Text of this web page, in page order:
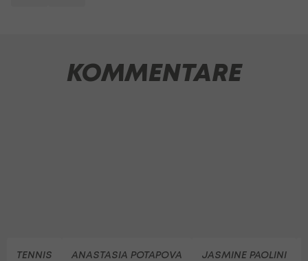
KOMMENTARE
TENNIS ANASTASIA POTAPOVA JASMINE PAOLINI